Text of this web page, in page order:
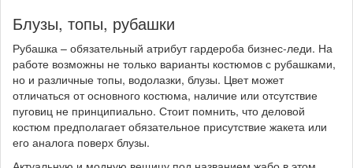
Блузы, топы, рубашки
Рубашка – обязательный атрибут гардероба бизнес-леди. На
работе возможны не только варианты костюмов с рубашками,
но и различные топы, водолазки, блузы. Цвет может
отличаться от основного костюма, наличие или отсутствие
пуговиц не принципиально. Стоит помнить, что деловой
костюм предполагает обязательное присутствие жакета или
его аналога поверх блузы.